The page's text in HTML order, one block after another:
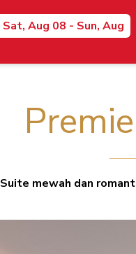
Suite mewah dan